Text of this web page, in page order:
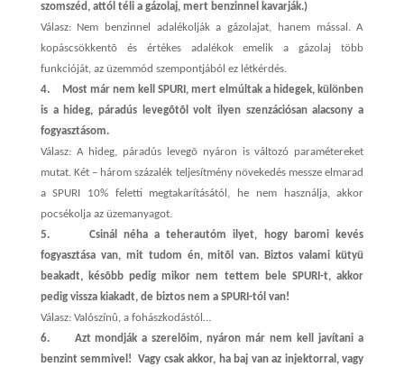
szomszéd, attól téli a gázolaj, mert benzinnel kavarják.)
Válasz: Nem benzinnel adalékolják a gázolajat, hanem mással. A
kopáscsökkentõ és értékes adalékok emelik a gázolaj több
funkcióját, az üzemmód szempontjából ez létkérdés.
4.
Most már nem kell SPURI, mert elmúltak a hidegek, különben
is a hideg, páradús levegõtõl volt ilyen szenzációsan alacsony a
fogyasztásom.
Válasz: A hideg, páradús levegõ nyáron is változó paramétereket
mutat. Két – három százalék teljesítmény növekedés messze elmarad
a SPURI 10% feletti megtakarításától, he nem használja, akkor
pocsékolja az üzemanyagot.
5.
Csinál néha a teherautóm ilyet, hogy baromi kevés
fogyasztása van, mit tudom én, mitõl van. Biztos valami kütyü
beakadt, késõbb pedig mikor nem tettem bele SPURI-t, akkor
pedig vissza kiakadt, de biztos nem a SPURI-tól van!
Válasz: Valószínû, a fohászkodástól…
6.
Azt mondják a szerelõim, nyáron már nem kell javítani a
benzint semmivel! Vagy csak akkor, ha baj van az injektorral, vagy